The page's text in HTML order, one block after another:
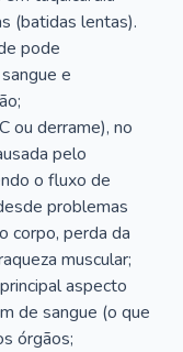
(batidas lentas).
pode
e
ou derrame), no
pelo
o fluxo de
problemas
corpo, perda da
muscular;
aspecto
de sangue (o que
órgãos;